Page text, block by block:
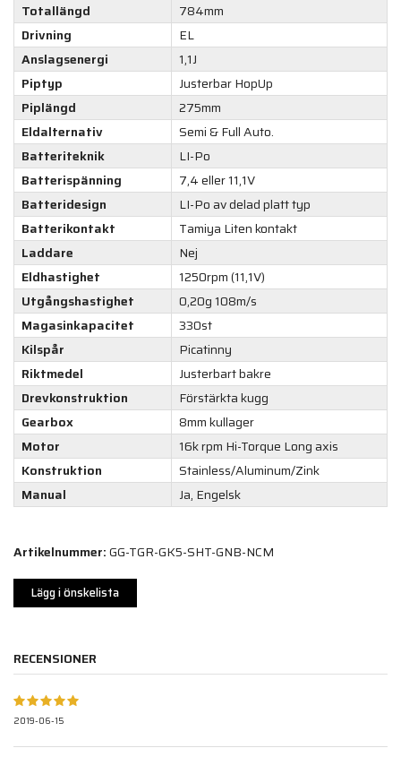
Totallängd
784mm
Drivning
EL
Anslagsenergi
1,1J
Piptyp
Justerbar HopUp
Piplängd
275mm
Eldalternativ
Semi & Full Auto.
Batteriteknik
LI-Po
Batterispänning
7,4 eller 11,1V
Batteridesign
LI-Po av delad platt typ
Batterikontakt
Tamiya Liten kontakt
Laddare
Nej
Eldhastighet
1250rpm (11,1V)
Utgångshastighet
0,20g 108m/s
Magasinkapacitet
330st
Kilspår
Picatinny
Riktmedel
Justerbart bakre
Drevkonstruktion
Förstärkta kugg
Gearbox
8mm kullager
Motor
16k rpm Hi-Torque Long axis
Konstruktion
Stainless/Aluminum/Zink
Manual
Ja, Engelsk
Artikelnummer:GG-TGR-GK5-SHT-GNB-NCM
Lägg i önskelista
RECENSIONER
2019-06-15